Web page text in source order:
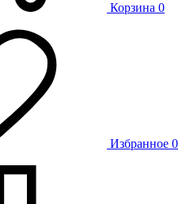
Корзина 0
Избранное 0